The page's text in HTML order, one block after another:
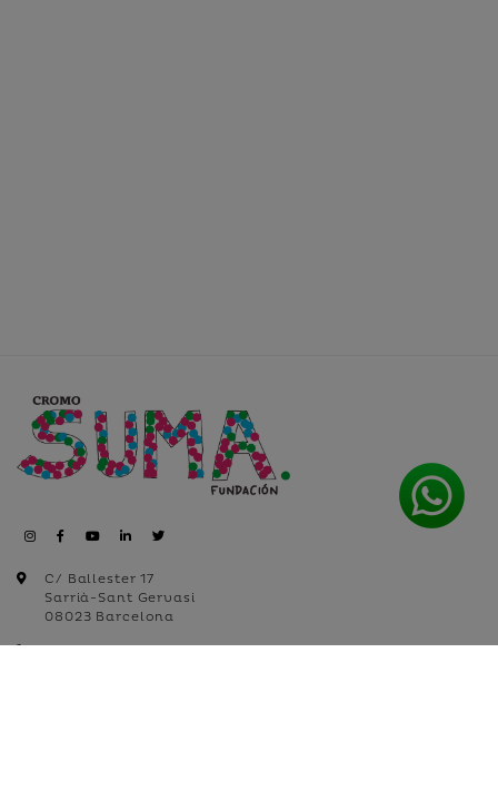
C/ Ballester 17
Sarrià-Sant Gervasi
08023 Barcelona